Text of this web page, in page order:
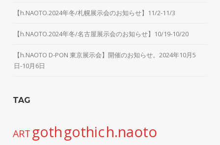
【h.NAOTO.2024年冬/札幌展示会のお知らせ】11/2-11/3
【h.NAOTO.2024年冬/名古屋展示会のお知らせ】10/19-10/20
【h.NAOTO D-PON 東京展示会】開催のお知らせ。2024年10月5
日-10月6日
TAG
ART gothgothich.naoto